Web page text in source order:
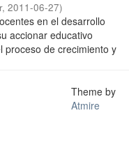
, 2011-06-27)
en el desarrollo
accionar educativo
proceso de crecimiento y
Theme by
Atmire